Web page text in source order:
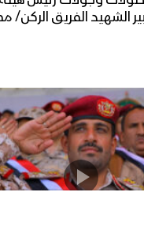
– مشاهد نوعية لتحرير
في محور جيزان
الشهيد الفريق الركن/